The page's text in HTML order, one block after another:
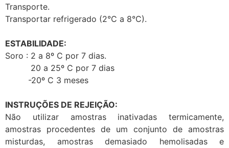
Transporte.
Transportar refrigerado (2°C a 8°C).
ESTABILIDADE:
Soro : 2 a 8º C por 7 dias.
20 a 25º C por 7 dias
-20º C 3 meses
INSTRUÇÕES DE REJEIÇÃO:
Não utilizar amostras inativadas termicamente,
amostras procedentes de um conjunto de amostras
misturdas, amostras demasiado hemolisadas e